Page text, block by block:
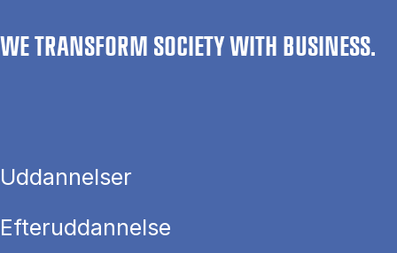
WE TRANSFORM SOCIETY WITH BUSINESS.
Uddannelser
Efteruddannelse